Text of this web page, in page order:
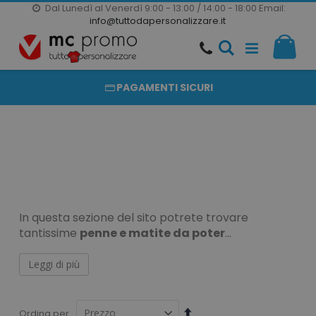
Dal Lunedì al Venerdì 9:00 - 13:00 / 14:00 - 18:00 Email:
info@tuttodapersonalizzare.it
Salta
al
contenuto
20000 PRODOTTI
PRODOTTI COMPLETAMENTE PERSONALIZZABILI
PAGAMENTI SICURI
In questa sezione del sito potrete trovare
tantissime penne e matite da poter
disponibili colorate
carta riciclata
scrittura, gessi e tanto altro. Il nostro team di
Perché scegliere le
Leggi di più